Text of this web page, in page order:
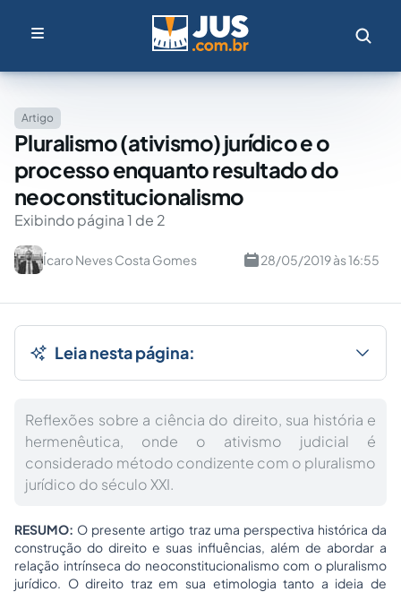
Artigo
Pluralismo (ativismo) jurídico e o
processo enquanto resultado do
neoconstitucionalismo
Exibindo página 1 de 2
Ícaro Neves Costa Gomes 28/05/2019 às 16:55
Leia nesta página:
Reflexões sobre a ciência do direito, sua história e
hermenêutica, onde o ativismo judicial é
considerado método condizente com o pluralismo
jurídico do século XXI.
RESUMO: O presente artigo traz uma perspectiva histórica da
construção do direito e suas influências, além de abordar a
relação intrínseca do neoconstitucionalismo com o pluralismo
jurídico. O direito traz em sua etimologia tanto a ideia de